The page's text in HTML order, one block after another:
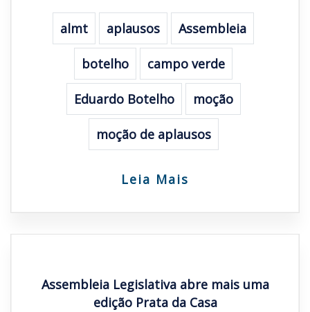
almt aplausos Assembleia
botelho campo verde
Eduardo Botelho moção
moção de aplausos
Leia Mais
Assembleia Legislativa abre mais uma
edição Prata da Casa